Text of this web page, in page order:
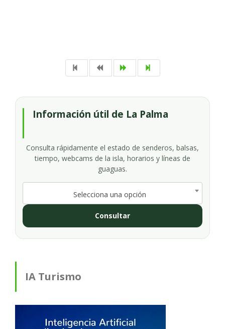
Información útil de La Palma
Consulta rápidamente el estado de senderos, balsas,
tiempo, webcams de la isla, horarios y líneas de
guaguas.
Selecciona una opción
Consultar
IA Turismo